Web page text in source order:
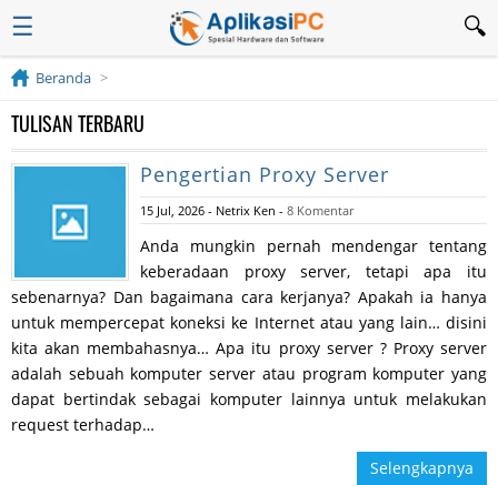
☰
Beranda
TULISAN TERBARU
Pengertian Proxy Server
15 Jul, 2026 - Netrix Ken - 8 Komentar
Anda mungkin pernah mendengar tentang
keberadaan proxy server, tetapi apa itu
sebenarnya? Dan bagaimana cara kerjanya? Apakah ia hanya
untuk mempercepat koneksi ke Internet atau yang lain… disini
kita akan membahasnya… Apa itu proxy server ? Proxy server
adalah sebuah komputer server atau program komputer yang
dapat bertindak sebagai komputer lainnya untuk melakukan
request terhadap…
Selengkapnya